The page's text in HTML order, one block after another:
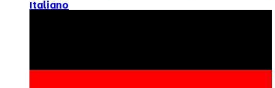
Italiano